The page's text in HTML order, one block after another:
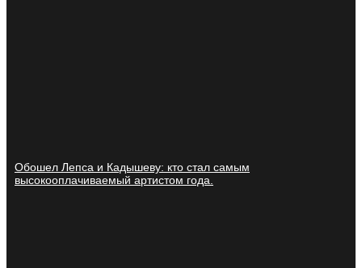
Обошел Лепса и Кадышеву: кто стал самым
высокооплачиваемый артистом года.